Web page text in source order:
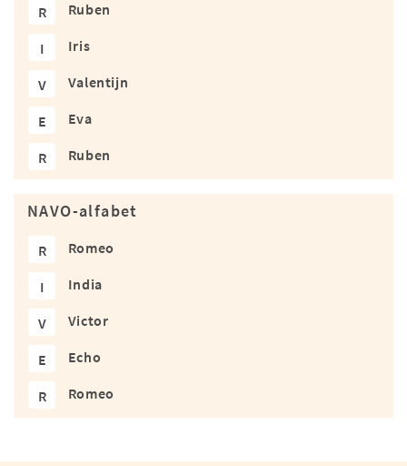
R Ruben
I Iris
V Valentijn
E Eva
R Ruben
NAVO-alfabet
R Romeo
I India
V Victor
E Echo
R Romeo